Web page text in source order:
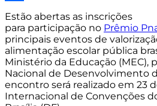
Share
Estão abertas as inscrições
para participação no Prêmio
principais eventos de
alimentação escolar pública
Ministério da Educação (MEC),
Nacional de Desenvolvimento
encontro será realizado em 23
Internacional de Convenções